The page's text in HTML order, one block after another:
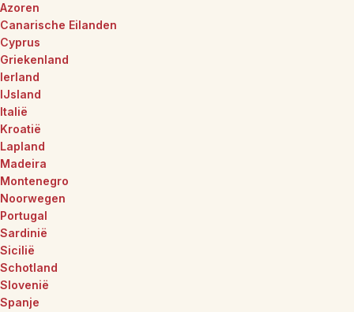
Azoren
Canarische Eilanden
Cyprus
Griekenland
Ierland
IJsland
Italië
Kroatië
Lapland
Madeira
Montenegro
Noorwegen
Portugal
Sardinië
Sicilië
Schotland
Slovenië
Spanje